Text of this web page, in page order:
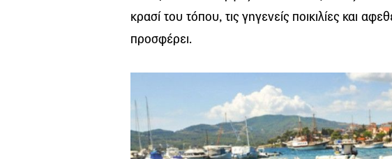
κρασί του τόπου, τις γηγενείς ποικιλίες και
προσφέρει.